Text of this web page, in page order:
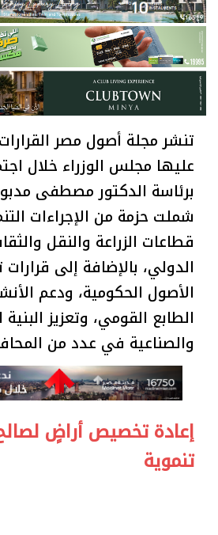
تنشر مجلة أصول مصر
عليها مجلس الوزراء خلال
برئاسة الدكتور مصطفى
شملت حزمة من الإجراءات
قطاعات الزراعة والنقل
الدولي، بالإضافة إلى
الأصول الحكومية، ودعم
الطابع القومي، وتعزيز
والصناعية في عدد من
إعادة تخصيص أراضٍ
تنموية